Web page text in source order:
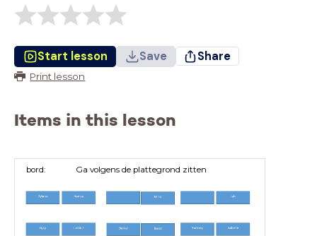
Start lesson Save Share
Print lesson
Items in this lesson
bord: Ga volgens de plattegrond zitten